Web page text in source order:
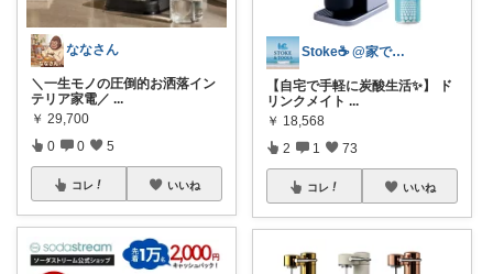
ななさん
＼一生モノの圧倒的お洒落イン
テリア家電／ ...
￥ 29,700
0 0 5
コレ いいね
Stoke☕️ @家でも外でも快適生活
【自宅で手軽に炭酸生活✨】 ド
リンクメイト ...
￥ 18,568
2 1 73
コレ いいね